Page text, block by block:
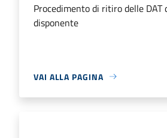
Procedimento di ritiro delle DAT
disponente
VAI ALLA PAGINA